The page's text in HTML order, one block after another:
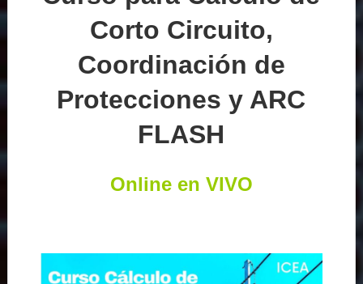
Corto Circuito,
Coordinación de
Protecciones y ARC
FLASH
Online en VIVO